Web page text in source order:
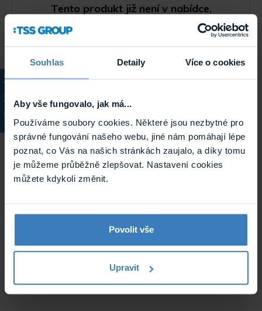
Souhlas Detaily Více o cookies
Aby vše fungovalo, jak má...
Používáme soubory cookies. Některé jsou nezbytné pro
správné fungování našeho webu, jiné nám pomáhají lépe
poznat, co Vás na našich stránkách zaujalo, a díky tomu
je můžeme průběžně zlepšovat. Nastavení cookies
můžete kdykoli změnit.
Povolit vše
Upravit
KATALOG
Tento produkt již není v nabídce.
Archiv
Software Avigilon Control Center Standard pro
Tento produkt již není v nabídce.
1C-ACC5-STD